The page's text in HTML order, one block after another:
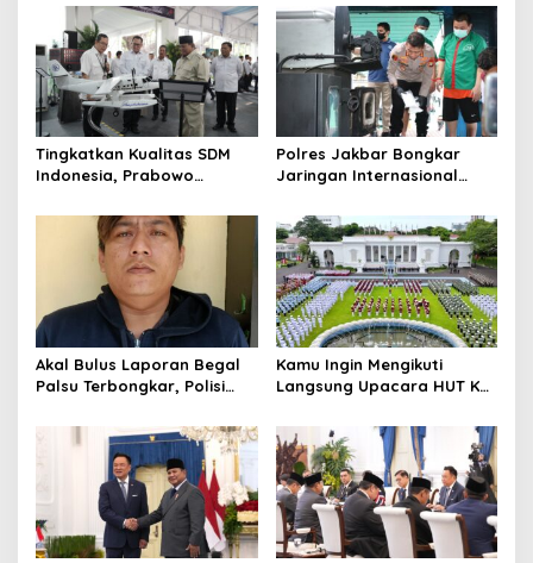
i
o
n
Tingkatkan Kualitas SDM
Indonesia, Prabowo
hingga Undang Universitas
Terbaik Dunia
Polres Jakbar Bongkar
Jaringan Internasional
Narkoba, 7 Tersangka
Diringkus dan Barang Bukti
1,1 Ton Rp119 Miliar
Dimusnahkan
Akal Bulus Laporan Begal
Palsu Terbongkar, Polisi
Perusahaan untuk Crypto
Kamu Ingin Mengikuti
Langsung Upacara HUT Ke-
Istana? Ini Link
Pendaftaran Resminya di
Sini